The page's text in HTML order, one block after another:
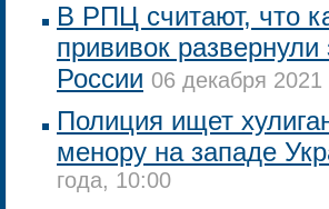
В РПЦ считают, что
прививок
России 06 декабря 2021
Полиция ищет
менору на западе
года, 10:00